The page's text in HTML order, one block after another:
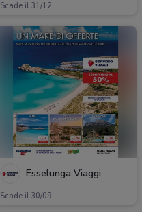
Scade il 31/12
Esselunga Viaggi
Scade il 30/09